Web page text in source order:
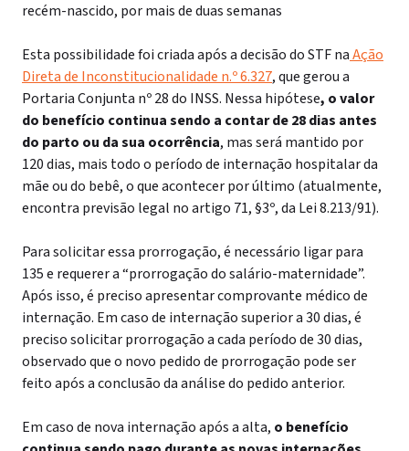
recém-nascido, por mais de duas semanas
Esta possibilidade foi criada após a decisão do STF naAção
Direta de Inconstitucionalidade n.º 6.327, que gerou a
Portaria Conjunta nº 28 do INSS. Nessa hipótese, o valor
do benefício continua sendo a contar de 28 dias antes
do parto ou da sua ocorrência, mas será mantido por
120 dias, mais todo o período de internação hospitalar da
mãe ou do bebê, o que acontecer por último (atualmente,
encontra previsão legal no artigo 71, §3º, da Lei 8.213/91).
Para solicitar essa prorrogação, é necessário ligar para
135 e requerer a “prorrogação do salário-maternidade”.
Após isso, é preciso apresentar comprovante médico de
internação. Em caso de internação superior a 30 dias, é
preciso solicitar prorrogação a cada período de 30 dias,
observado que o novo pedido de prorrogação pode ser
feito após a conclusão da análise do pedido anterior.
Em caso de nova internação após a alta, o benefício